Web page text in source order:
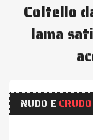
Coltello
lama
NUDO E CRUDO